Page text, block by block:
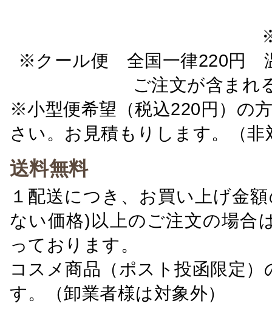
※クール便 全国一律220円
ご注文が含ま
※小型便希望（税込220円）の
さい。お見積もりします。（非
送料無料
１配送につき、お買い上げ金
ない価格)以上のご注文の場合
っております。
コスメ商品（ポスト投函限定
す。（卸業者様は対象外）